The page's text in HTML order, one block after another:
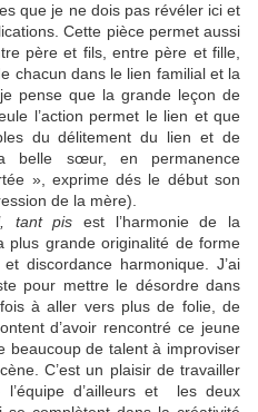
que je ne dois pas révéler ici et
Cette pièce permet aussi
père et fils, entre père et fille,
chacun dans le lien familial et la
pense que la grande leçon de
l’action permet le lien et que
du délitement du lien et de
belle sœur, en permanence
», exprime dés le début son
de la mère).
tant pis est l’harmonie de la
plus grande originalité de forme
discordance harmonique. J’ai
pour mettre le désordre dans
à aller vers plus de folie, de
d’avoir rencontré ce jeune
beaucoup de talent à improviser
C’est un plaisir de travailler
d’ailleurs et les deux